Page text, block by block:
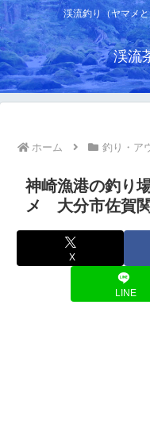
渓流釣り（ヤマメ
渓流
ホーム 釣り・ア
神崎漁港の釣り
メ 大分市佐賀関
X
LINE